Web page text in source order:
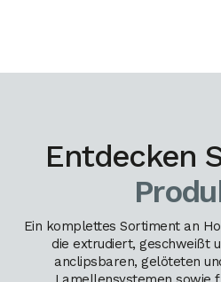
Entdecken
Ein komplettes Sortiment an
die extrudiert, geschweißt
anclipsbaren, gelöteten